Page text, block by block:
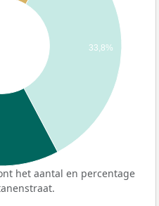
33,8%
het aantal en percentage